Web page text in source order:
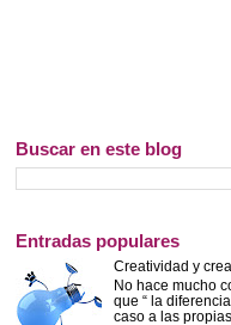
Buscar en este blog
Entradas populares
Creatividad y
No hace mucho
que “ la
caso a las propias